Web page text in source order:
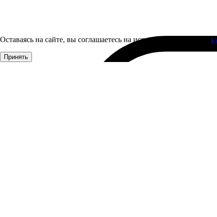
Оставаясь на сайте, вы соглашаетесь на использование файлов
Принять